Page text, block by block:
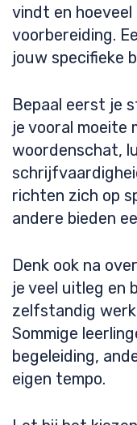
vindt en
voorbereiding.
jouw specifieke
Bepaal eerst je
je vooral moeite
woordenschat,
richten zich op
andere bieden
Denk ook na
je veel uitleg en
zelfstandig
Sommige
begeleiding,
eigen tempo.